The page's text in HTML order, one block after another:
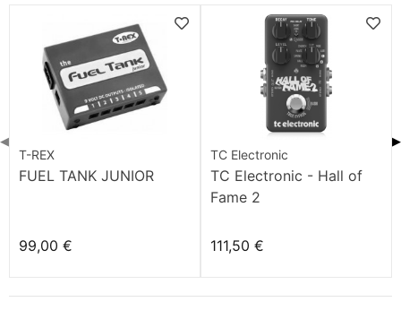
T-REX
FUEL TANK JUNIOR
99,00 €
TC Electronic
TC Electronic - Hall of
Fame 2
111,50 €
◀ ▶